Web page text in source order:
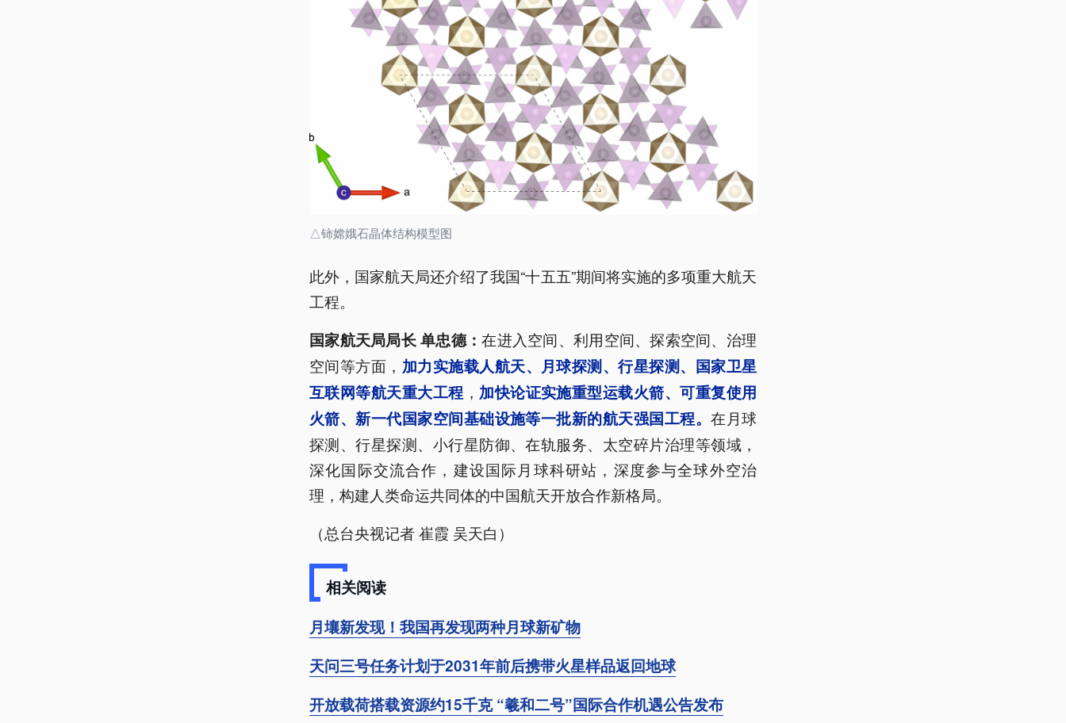
△铈嫦娥石晶体结构模型图
此外，国家航天局还介绍了我国“十五五”期间将实施的多项重大航天
工程。
国家航天局局长 单忠德：在进入空间、利用空间、探索空间、治理
空间等方面， 加力实施载人航天、月球探测、行星探测、国家卫星
互联网等航天重大工程 ， 加快论证实施重型运载火箭、可重复使用
火箭、新一代国家空间基础设施等一批新的航天强国工程。在月球
探测、行星探测、小行星防御、在轨服务、太空碎片治理等领域，
深化国际交流合作，建设国际月球科研站，深度参与全球外空治
理，构建人类命运共同体的中国航天开放合作新格局。
（总台央视记者 崔霞 吴天白）
相关阅读
月壤新发现！我国再发现两种月球新矿物
天问三号任务计划于2031年前后携带火星样品返回地球
开放载荷搭载资源约15千克 “羲和二号”国际合作机遇公告发布